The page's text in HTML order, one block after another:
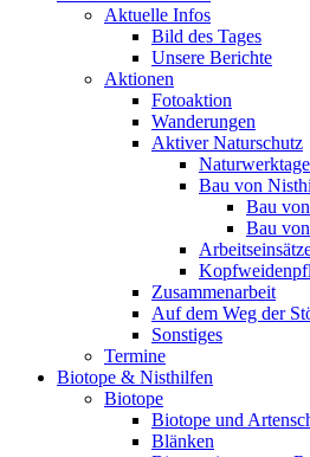
Aktuelle Infos
Bild des Tages
Unsere Berichte
Aktionen
Fotoaktion
Wanderungen
Aktiver Naturschutz
Naturwerktage
Bau von
Bau
Bau
Zusammenarbeit
Auf dem Weg der
Sonstiges
Termine
Biotope & Nisthilfen
Biotope
Biotope und
Blänken